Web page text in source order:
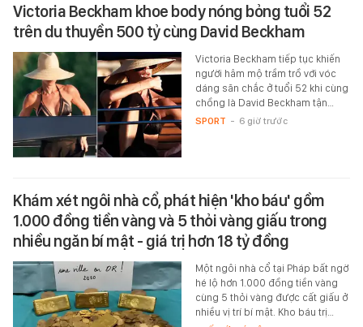
Victoria Beckham khoe body nóng bỏng tuổi 52
trên du thuyền 500 tỷ cùng David Beckham
Victoria Beckham tiếp tục khiến
người hâm mộ trầm trồ với vóc
dáng săn chắc ở tuổi 52 khi cùng
chồng là David Beckham tận…
SPORT - 6 giờ trước
Khám xét ngôi nhà cổ, phát hiện 'kho báu' gồm
1.000 đồng tiền vàng và 5 thỏi vàng giấu trong
nhiều ngăn bí mật - giá trị hơn 18 tỷ đồng
Một ngôi nhà cổ tại Pháp bất ngờ
hé lộ hơn 1.000 đồng tiền vàng
cùng 5 thỏi vàng được cất giấu ở
nhiều vị trí bí mật. Kho báu trị…